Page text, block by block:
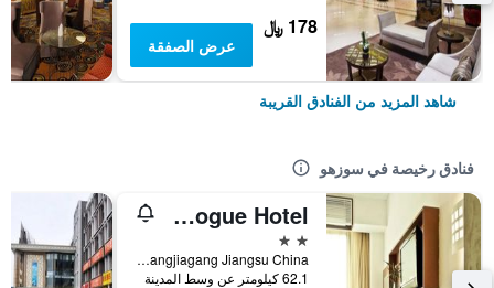
178 ﷼
عرض الصفقة
شاهد المزيد من الفنادق القريبة
فنادق رخيصة في سوزهو
Zhangjiagang Newstay Vogue Hotel
2 نجمتين
No.84 Chang'an South Rd. Zhangjiagang Jiangsu China, سوزهو, الصين
62.1 كيلومتر عن وسط المدينة